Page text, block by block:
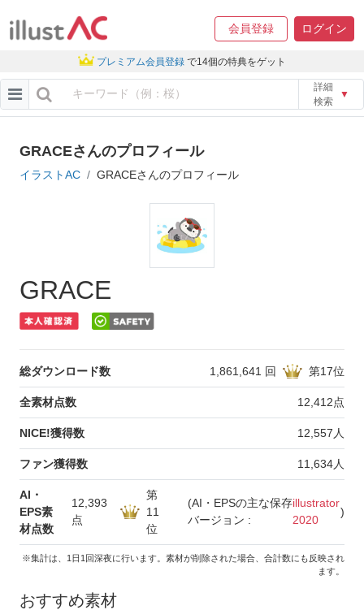
会員登録 ログイン
プレミアム会員登録 で14個の特典をゲット
詳細
検索
▼
GRACEさんのプロフィール
イラストAC GRACEさんのプロフィール
GRACE
総ダウンロード数 1,861,641 回 第17位
全素材点数 12,412点
NICE!獲得数 12,557 人
ファン獲得数 11,634人
AI・
EPS素
材点数
12,393
点
第
11
位
(AI・EPSの主な保存
バージョン :
illustrator
2020
)
※集計は、1日1回深夜に行います。素材が削除された場合、合計数にも反映され
ます。
おすすめ素材